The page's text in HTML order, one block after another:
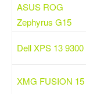
ASUS ROG
Zephyrus G15
Dell XPS 13 9300
XMG FUSION 15